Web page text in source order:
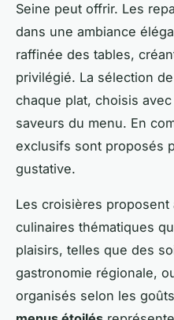
Seine peut offrir. Les
dans une ambiance
raffinée des tables,
privilégié. La sélection
chaque plat, choisis
saveurs du menu. En
exclusifs sont proposés
gustative.
Les croisières
culinaires thématiques
plaisirs, telles que des
gastronomie régionale,
organisés selon les